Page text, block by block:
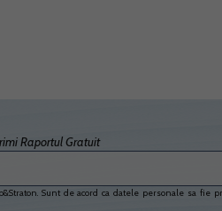
Raportul Gratuit
Sunt de acord ca datele personale sa fie